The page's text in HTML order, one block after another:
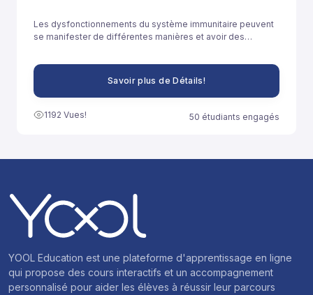
Les dysfonctionnements du système immunitaire peuvent
se manifester de différentes manières et avoir des
Savoir plus de Détails!
1192 Vues! 50 étudiants engagés
YOOL Education est une plateforme d'apprentissage en ligne
qui propose des cours interactifs et un accompagnement
personnalisé pour aider les élèves à réussir leur parcours